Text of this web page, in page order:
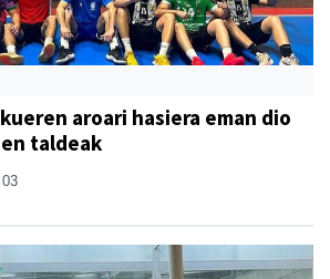
aroari hasiera eman dio
taldeak